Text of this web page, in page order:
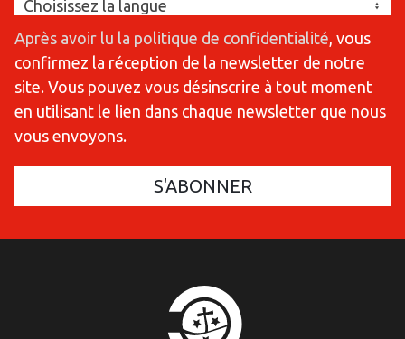
Après avoir lu la politique de confidentialité, vous
confirmez la réception de la newsletter de notre
site. Vous pouvez vous désinscrire à tout moment
en utilisant le lien dans chaque newsletter que nous
vous envoyons.